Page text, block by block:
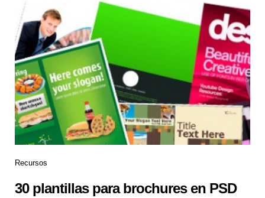
Recursos
30 plantillas para brochures en PSD